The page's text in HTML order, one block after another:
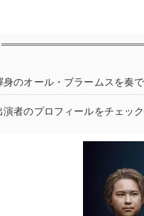
身のオール・ブラームスを奏
演者のプロフィールをチェック